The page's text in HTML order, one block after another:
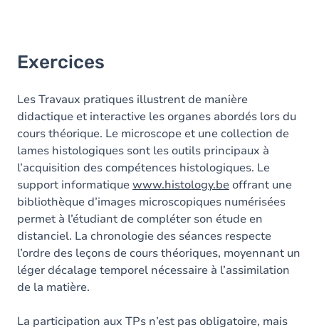
Exercices
Les Travaux pratiques illustrent de manière
didactique et interactive les organes abordés lors du
cours théorique. Le microscope et une collection de
lames histologiques sont les outils principaux à
l’acquisition des compétences histologiques. Le
support informatiquewww.histology.be offrant une
bibliothèque d’images microscopiques numérisées
permet à l’étudiant de compléter son étude en
distanciel. La chronologie des séances respecte
l’ordre des leçons de cours théoriques, moyennant un
léger décalage temporel nécessaire à l’assimilation
de la matière.
La participation aux TPs n’est pas obligatoire, mais